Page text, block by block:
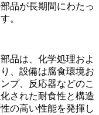
品が長期間にわたっ
。
品は、 化学処理およ
、設備は腐食環境お
プ、反応器などのこ
された耐食性と構造
の高い性能を発揮し